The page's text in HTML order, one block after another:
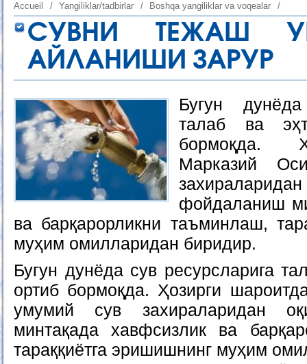
Accueil / Yangiliklar/tadbirlar / Boshqa yangiliklar va voqealar /
СУВНИ ТЕЖАШ
АЙЛАНИШИ ЗАРУР
Бугун
талаб ва
бормоқда.
Марказий
фойдаланиш
ва барқарорликни таъминлаш,
муҳим омилларидан биридир.
Бугун дунёда сув ресурсларига
ортиб бормоқда. Ҳозирги
умумий сув захираларидан
минтақада хавфсизлик ва
тараққиётга эришишнинг муҳим